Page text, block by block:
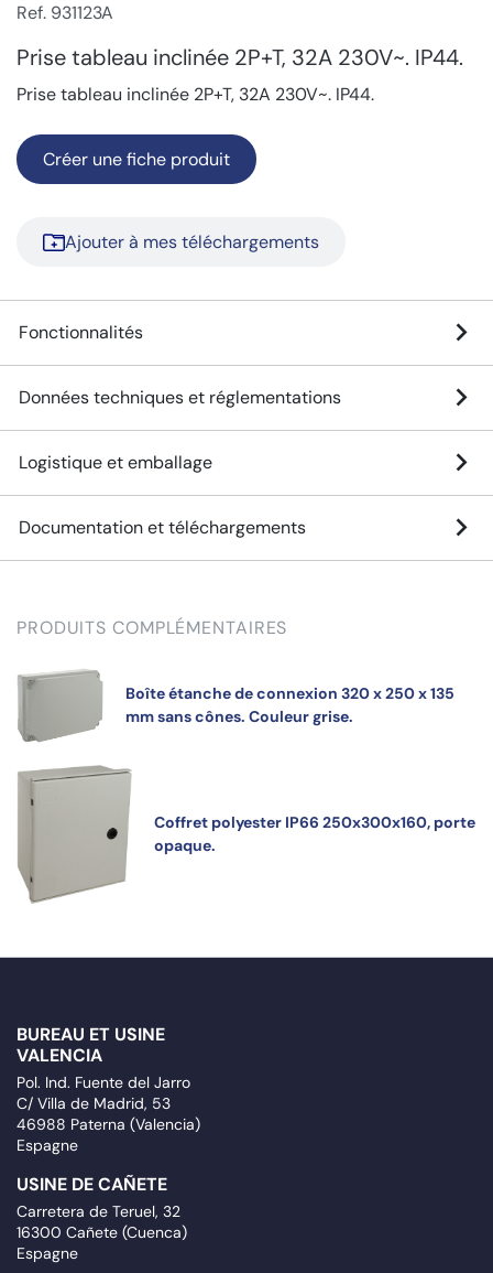
Ref. 931123A
Prise tableau inclinée 2P+T, 32A 230V~. IP44.
Prise tableau inclinée 2P+T, 32A 230V~. IP44.
Créer une fiche produit
Ajouter à mes téléchargements
Fonctionnalités
Données techniques et réglementations
Logistique et emballage
Documentation et téléchargements
PRODUITS COMPLÉMENTAIRES
Boîte étanche de connexion 320 x 250 x 135
mm sans cônes. Couleur grise.
Coffret polyester IP66 250x300x160, porte
opaque.
BUREAU ET USINE
VALENCIA
Pol. Ind. Fuente del Jarro
C/ Villa de Madrid, 53
46988 Paterna (Valencia)
Espagne
USINE DE CAÑETE
Carretera de Teruel, 32
16300 Cañete (Cuenca)
Espagne